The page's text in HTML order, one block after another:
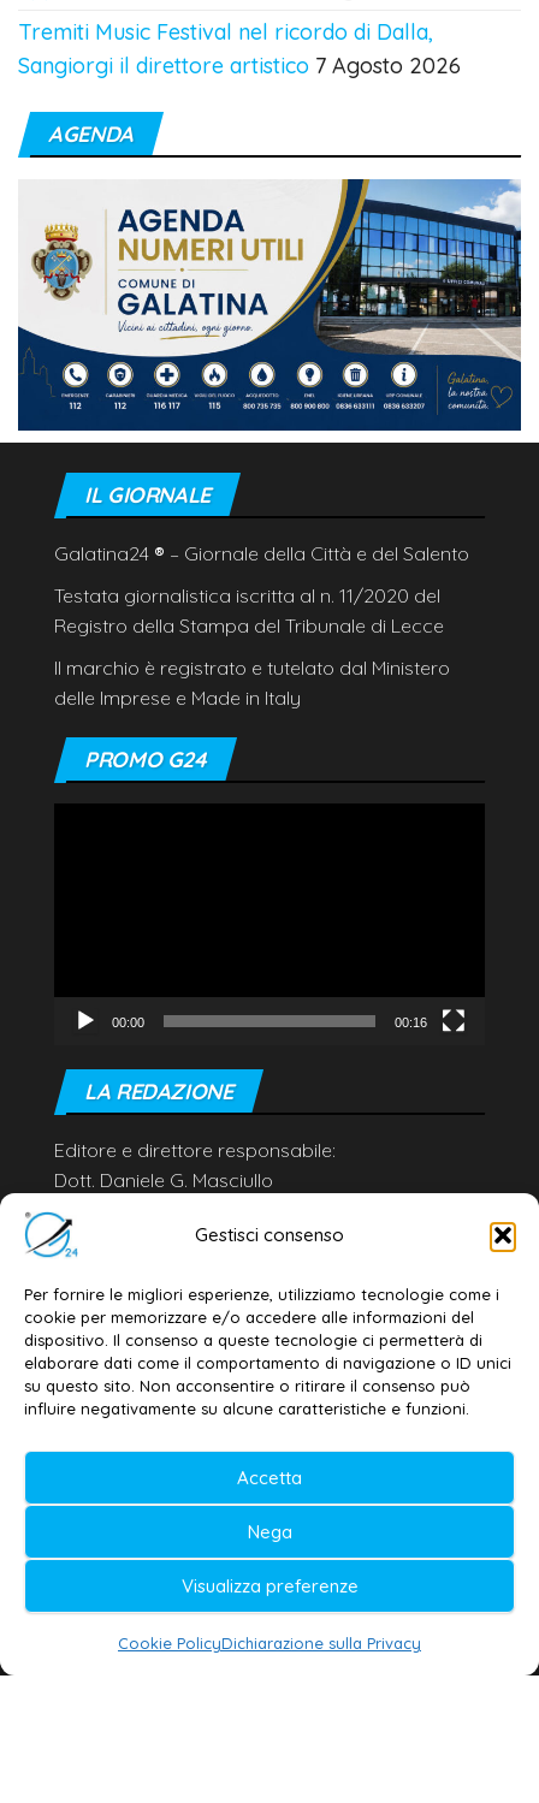
Gestisci consenso
Per fornire le migliori esperienze, utilizziamo tecnologie come i
cookie per memorizzare e/o accedere alle informazioni del
dispositivo. Il consenso a queste tecnologie ci permetterà di
elaborare dati come il comportamento di navigazione o ID unici
su questo sito. Non acconsentire o ritirare il consenso può
influire negativamente su alcune caratteristiche e funzioni.
Accetta
Nega
Visualizza preferenze
Cookie PolicyDichiarazione sulla Privacy
Tremiti Music Festival nel ricordo di Dalla,
Sangiorgi il direttore artistico 7 Agosto 2026
AGENDA
IL GIORNALE
Galatina24 ® – Giornale della Città e del Salento
Testata giornalistica iscritta al n. 11/2020 del
Registro della Stampa del Tribunale di Lecce
Il marchio è registrato e tutelato dal Ministero
delle Imprese e Made in Italy
PROMO G24
00:00 00:16
LA REDAZIONE
Editore e direttore responsabile:
Dott. Daniele G. Masciullo
Email:
redazione@galatina24.it
Contatti
Privacy policy–Cookie policy
© 2020-2026 | Galatina24 ®
Stampa Tribunale di Lecce
Editore e direttore responsabile:
Daniele G. Masciullo
Galatina24 è marchio registrato dal Ministero